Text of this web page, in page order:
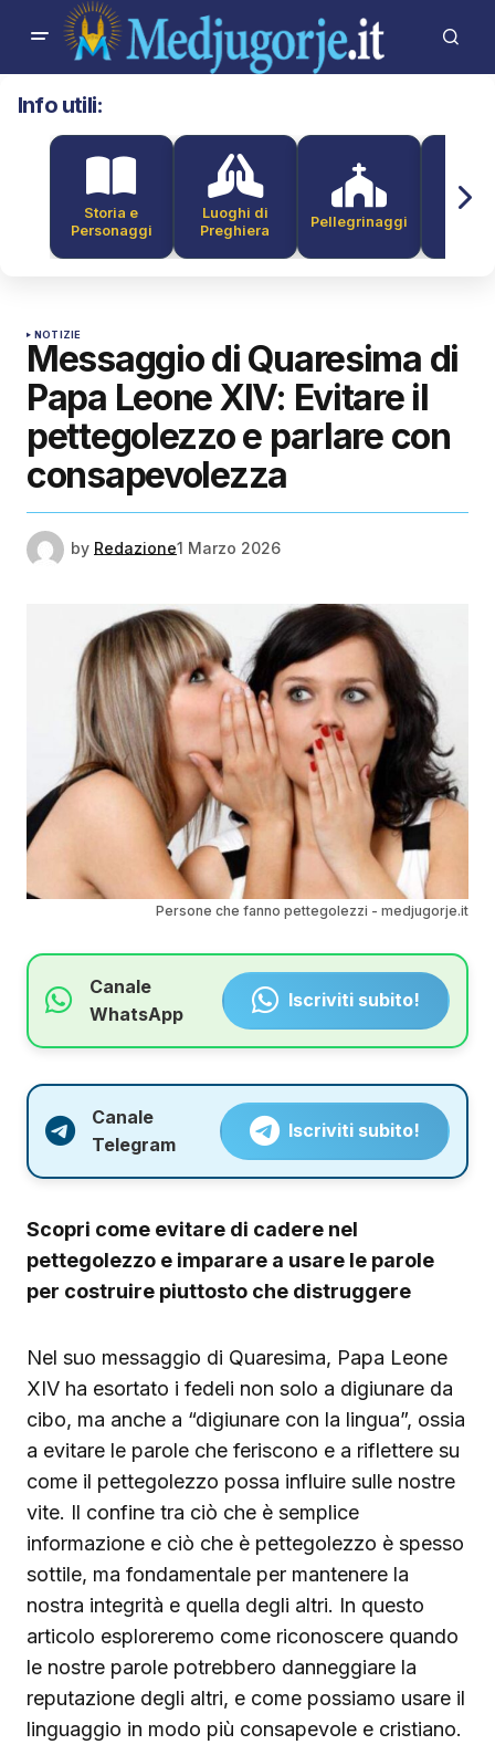
Info utili:
Storia e
Personaggi
Luoghi di
Preghiera
Pellegrinaggi
NOTIZIE
Messaggio di Quaresima di
Papa Leone XIV: Evitare il
pettegolezzo e parlare con
consapevolezza
by Redazione1 Marzo 2026
Persone che fanno pettegolezzi - medjugorje.it
Canale
WhatsApp
Iscriviti subito!
Canale
Telegram
Iscriviti subito!
Scopri come evitare di cadere nel
pettegolezzo e imparare a usare le parole
per costruire piuttosto che distruggere
Nel suo messaggio di Quaresima, Papa Leone
XIV ha esortato i fedeli non solo a digiunare da
cibo, ma anche a “digiunare con la lingua”, ossia
a evitare le parole che feriscono e a riflettere su
come il pettegolezzo possa influire sulle nostre
vite. Il confine tra ciò che è semplice
informazione e ciò che è pettegolezzo è spesso
sottile, ma fondamentale per mantenere la
nostra integrità e quella degli altri. In questo
articolo esploreremo come riconoscere quando
le nostre parole potrebbero danneggiare la
reputazione degli altri, e come possiamo usare il
linguaggio in modo più consapevole e cristiano.